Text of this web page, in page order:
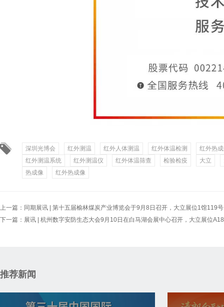
深圳光博会 红外测温 红外人体测温 红外体温检测
红外热
红外测温系统
红外测温仪 红外体温筛查 检验检疫 大立
热成像
红外热成像
上一篇： 同期展讯 | 第十五届榆林煤炭产业博览会于9月8日召开，大立展位1馆119号
下一篇： 展讯 | 杭州数字安防生态大会9月10日在白马湖会展中心召开，大立展位
推荐新闻